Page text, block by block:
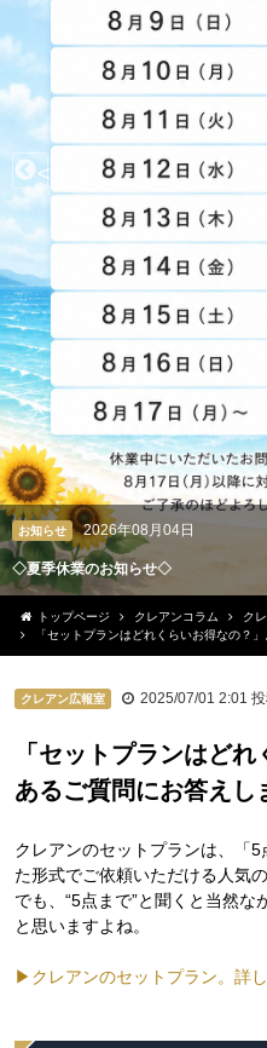
お知らせ 2026年08月04日
◇夏季休業のお知らせ◇
<
トップページ クレアンコラム
ク
「セットプランはどれくらいお得なの？
クレアン広報室 2025/07/01 2:01
「セットプランはど
あるご質問にお答えし
クレアンのセットプランは、「
た形式でご依頼いただける人気
でも、“5点まで”と聞くと当然な
と思いますよね。
▶クレアンのセットプラン。詳